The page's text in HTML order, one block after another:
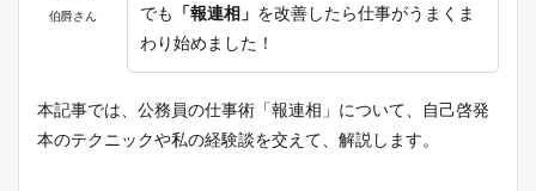
伯爵さん
でも
「報連相」 を改善したら仕事がうまくま
わり始めました！
本記事では、公務員の仕事術「報連相」について、自己啓発
本のテクニックや私の経験談を交えて、解説します。